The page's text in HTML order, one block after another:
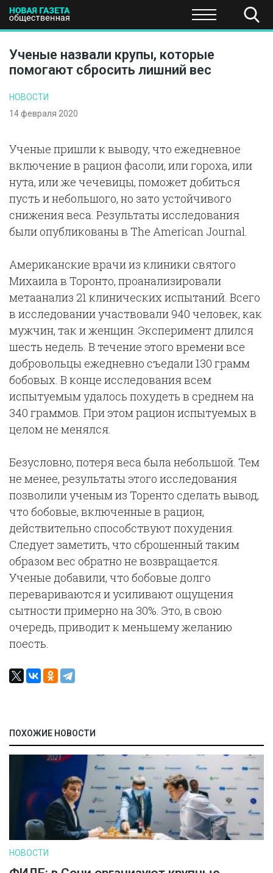
ПОЛИТИКА ЭКОНОМИКА НАУКА И
Ученые назвали крупы, которые
помогают сбросить лишний вес
НОВОСТИ
14 февраля 2020
Ученые пришли к выводу, что ежедневное
включение в рацион фасоли, или гороха, или
нута, или же чечевицы, поможет добиться
пусть и небольшого, но зато устойчивого
снижения веса. Результаты исследования
были опубликованы в The American Journal.
Американские врачи из клиники святого
Михаила в Торонто, проанализировали
метаанализ 21 клинических испытаний. Всего
в исследовании участвовали 940 человек, как
мужчин, так и женщин. Эксперимент длился
шесть недель. В течение этого времени все
добровольцы ежедневно съедали 130 грамм
бобовых. В конце исследования всем
испытуемым удалось похудеть в среднем на
340 граммов. При этом рацион испытуемых в
целом не менялся.
Безусловно, потеря веса была небольшой. Тем
не менее, результаты этого исследования
позволили ученым из Торенто сделать вывод,
что бобовые, включенные в рацион,
действительно способствуют похудения.
Следует заметить, что сброшенный таким
образом вес обратно не возвращается.
Ученые добавили, что бобовые долго
перевариваются и усиливают ощущения
сытности примерно на 30%. Это, в свою
очередь, приводит к меньшему желанию
поесть.
ПОХОЖИЕ НОВОСТИ
НОВОСТИ